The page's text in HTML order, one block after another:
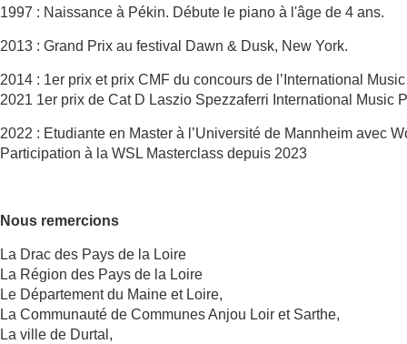
1997 : Naissance à Pékin. Débute le piano à l'âge de 4 ans.
2013 : Grand Prix au festival Dawn & Dusk, New York.
2014 : 1er prix et prix CMF du concours de l’International
2021 1er prix de Cat D Laszio Spezzaferri International Music
2022 : Etudiante en Master à l’Université de Mannheim avec
Participation à la WSL Masterclass depuis 2023
Nous remercions
La Drac des Pays de la Loire
La Région des Pays de la Loire
Le Département du Maine et Loire,
La Communauté de Communes Anjou Loir et Sarthe,
La ville de Durtal,